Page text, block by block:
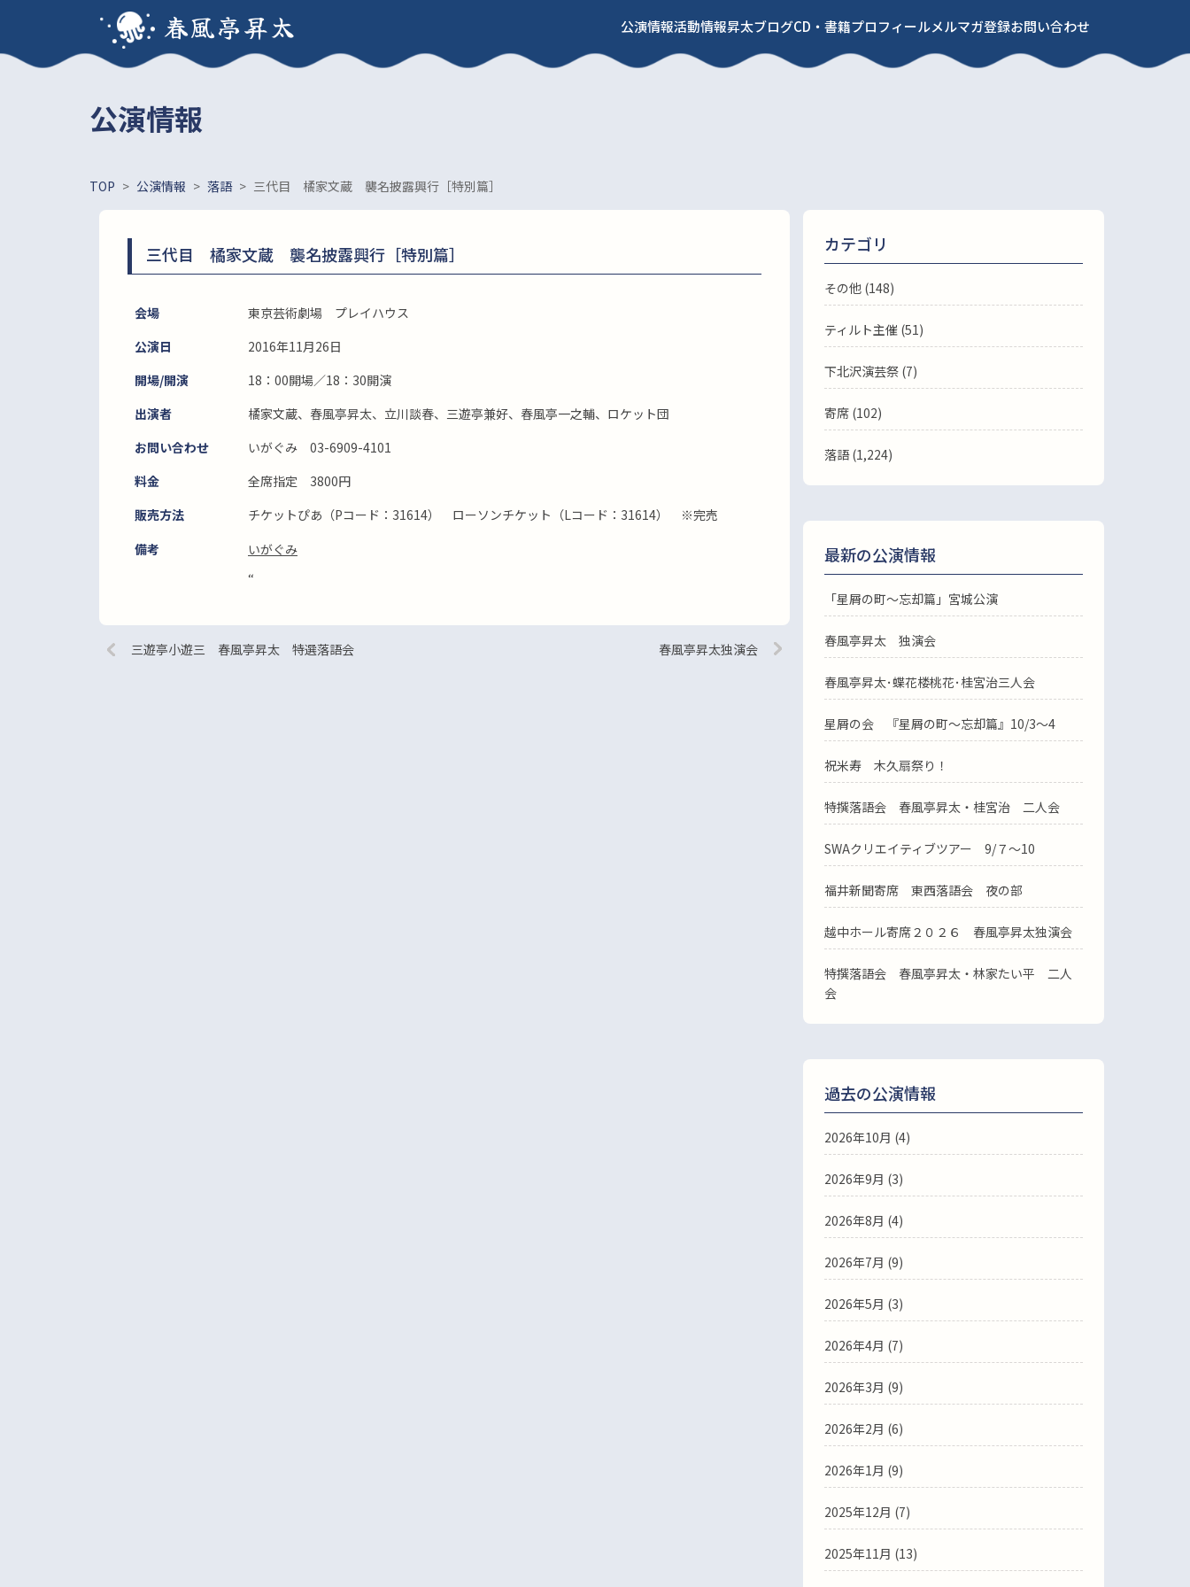
春風亭昇太 公演情報活動情報昇太ブログCD・書籍プロフィールメルマガ登録お問い合わせ
公演情報
TOP > 公演情報 > 落語 > 三代目 橘家文蔵 襲名披露興行［特別篇］
三代目 橘家文蔵 襲名披露興行［特別篇］
会場
東京芸術劇場 プレイハウス
公演日
2016年11月26日
開場/開演
18：00開場／18：30開演
出演者
橘家文蔵、春風亭昇太、立川談春、三遊亭兼好、春風亭一之輔、ロケット団
お問い合わせ
いがぐみ 03-6909-4101
料金
全席指定 3800円
販売方法
チケットぴあ（Pコード：31614） ローソンチケット（Lコード：31614） ※完売
備考
いがぐみ
“
三遊亭小遊三 春風亭昇太 特選落語会 春風亭昇太独演会
カテゴリ
その他 (148)
ティルト主催 (51)
下北沢演芸祭 (7)
寄席 (102)
落語(1,224)
最新の公演情報
「星屑の町～忘却篇」宮城公演
春風亭昇太 独演会
春風亭昇太･蝶花楼桃花･桂宮治三人会
星屑の会 『星屑の町～忘却篇』10/3～4
祝米寿 木久扇祭り！
特撰落語会 春風亭昇太・桂宮治 二人会
SWAクリエイティブツアー 9/７～10
福井新聞寄席 東西落語会 夜の部
越中ホール寄席２０２６ 春風亭昇太独演会
特撰落語会 春風亭昇太・林家たい平 二人
会
過去の公演情報
2026年10月 (4)
2026年9月 (3)
2026年8月 (4)
2026年7月 (9)
2026年5月 (3)
2026年4月 (7)
2026年3月 (9)
2026年2月 (6)
2026年1月 (9)
2025年12月 (7)
2025年11月 (13)